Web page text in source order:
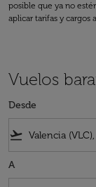
posible que ya no
aplicar tarifas y cargos
Vuelos
Desde
flight_takeoff
A